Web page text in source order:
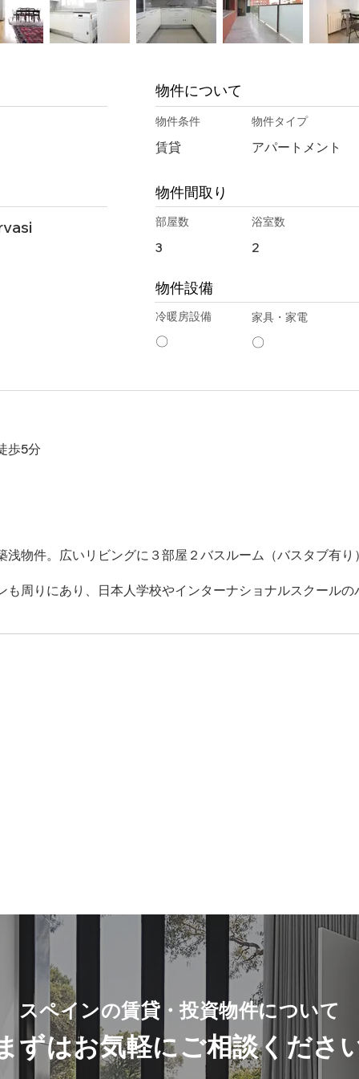
物件について
物件条件
賃貸
物件タイプ
アパートメント
物件間取り
部屋数 浴室数
3 2
物件設備
冷暖房設備
〇
家具・家電
〇
歩5分
浅物件。広いリビングに３部屋２バスルーム（バスタブ有
も周りにあり、日本人学校やインターナショナルスクール
スペインの賃貸・投資物件について
ずはお気軽にご相談くださ